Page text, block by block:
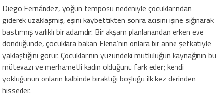
Diego Fernández, yoğun temposu nedeniyle çocuklarından
giderek uzaklaşmış, eşini kaybettikten sonra acısını işine sığınarak
bastırmış varlıklı bir adamdır. Bir akşam planlanandan erken eve
döndüğünde, çocuklara bakan Elena’nın onlara bir anne şefkatiyle
yaklaştığını görür. Çocuklarının yüzündeki mutluluğun kaynağının bu
mütevazı ve merhametli kadın olduğunu fark eder; kendi
yokluğunun onların kalbinde bıraktığı boşluğu ilk kez derinden
hisseder.